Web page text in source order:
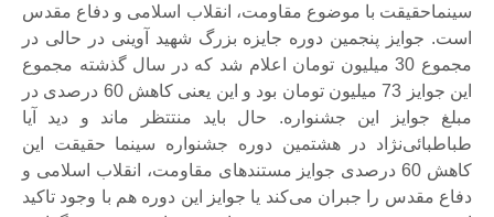
سینماحقیقت با موضوع مقاومت، انقلاب اسلامی و دفاع مقدس
است. جوایز پنجمین دوره جایزه بزرگ شهید آوینی در حالی در
مجموع 30 میلیون تومان اعلام شد که در سال گذشته مجموع
این جوایز 73 میلیون تومان بود و این یعنی کاهش 60 درصدی در
مبلغ جوایز این جشنواره. حال باید منتتظر ماند و دید آیا
طباطبائی‌نژاد در هشتمین دوره جشنواره سینما حقیقت این
کاهش 60 درصدی جوایز مستندهای مقاومت، انقلاب اسلامی و
دفاع مقدس را جبران می‌کند یا جوایز این دوره هم با وجود تاکید